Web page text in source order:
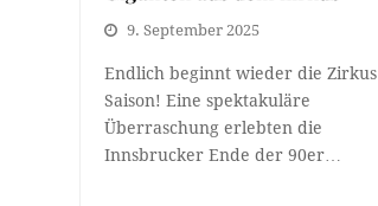
9. September 2025
Endlich beginnt wieder die Zirkus
Saison! Eine spektakuläre
Überraschung erlebten die
Innsbrucker Ende der 90er…